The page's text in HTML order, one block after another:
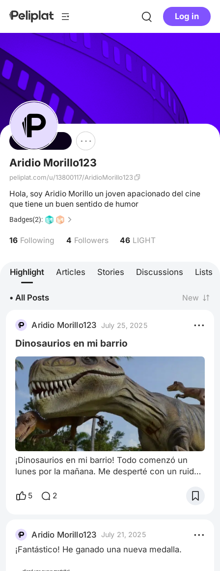
Log in
Follow
Aridio Morillo123
peliplat.com/u/13800117/AridioMorillo123
Hola, soy Aridio Morillo un joven apacionado del cine
que tiene un buen sentido de humor
Badges(2):
16 Following 4 Followers 46 LIGHT
Highlight Articles Stories Discussions Lists
• All Posts New
Aridio Morillo123 July 25, 2025
Dinosaurios en mi barrio
¡Dinosaurios en mi barrio! Todo comenzó un
lunes por la mañana. Me desperté con un ruido
comiendo ramas justo afuera de mi ventana. Me
mangos del árbol frente a mi casa. ¡Casi me
desmayo del susto! —¡AAAAHHH! —grité tan
fuerte que desperté a todo el vecindario. Pero
5 2
Aridio Morillo123 July 21, 2025
¡Fantástico! He ganado una nueva medalla.